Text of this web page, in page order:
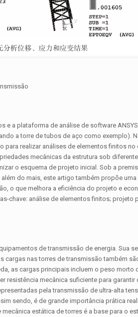
a plataforma de análise de software
a torre de tubos de aço como exemplo).
para realizar análises de elementos finitos
mecânicas da estrutura sob
o esquema de projeto inicial. Sob a
do mais, este artigo também propõe
o que melhora a eficiência do projeto e
chave: análise de elementos finitos; projeto
de transmissão de energia. Sua
nas torres de transmissão também
as cargas principais incluem o peso morto
resistência mecânica suficiente para
pela transmissão de ultra-alta
sendo, é de grande importância prática
estática de torres é a base para o